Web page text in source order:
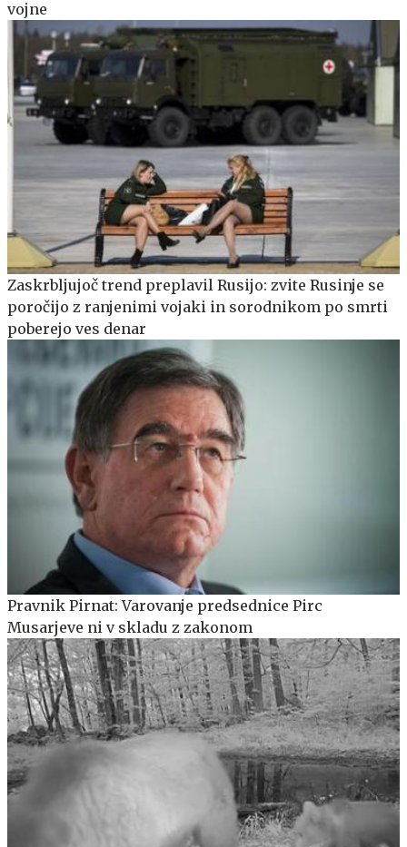
vojne
Zaskrbljujoč trend preplavil Rusijo: zvite Rusinje se
poročijo z ranjenimi vojaki in sorodnikom po smrti
poberejo ves denar
Pravnik Pirnat: Varovanje predsednice Pirc
Musarjeve ni v skladu z zakonom